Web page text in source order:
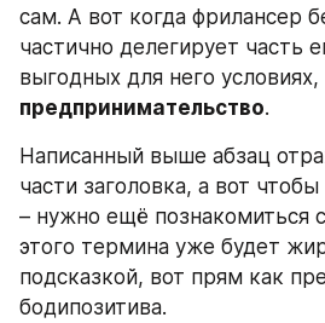
сам. А вот когда фрилансер
частично делегирует часть
предпринимательство.
Написанный выше абзац
части заголовка, а вот
– нужно ещё познакомиться с
этого термина уже будет
подсказкой, вот прям как
бодипозитива.